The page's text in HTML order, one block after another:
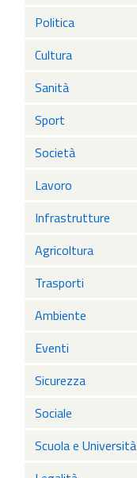
Politica
Cultura
Sanità
Sport
Società
Lavoro
Infrastrutture
Agricoltura
Trasporti
Ambiente
Eventi
Sicurezza
Sociale
Scuola e Università